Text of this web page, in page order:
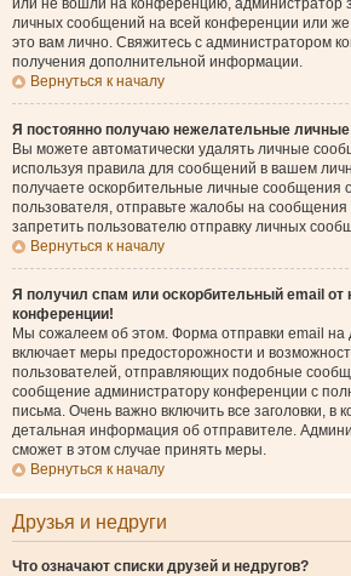
или не вошли на конференцию, администратор
личных сообщений на всей конференции или
это вам лично. Свяжитесь с администратором
получения дополнительной информации.
Вернуться к началу
Я постоянно получаю нежелательные
Вы можете автоматически удалять личные
используя правила для сообщений в вашем
получаете оскорбительные личные сообщения
пользователя, отправьте жалобы на
запретить пользователю отправку личных
Вернуться к началу
Я получил спам или оскорбительный email от
конференции!
Мы сожалеем об этом. Форма отправки email на
включает меры предосторожности и
пользователей, отправляющих подобные
сообщение администратору конференции с
письма. Очень важно включить все заголовки, в
детальная информация об отправителе.
сможет в этом случае принять меры.
Вернуться к началу
Друзья и недруги
Что означают списки друзей и недругов?